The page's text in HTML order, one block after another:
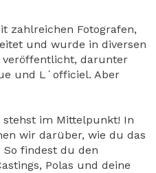
zahlreichen Fotografen,
und wurde in diversen
veröffentlicht, darunter
und L´officiel. Aber
stehst im Mittelpunkt! In
wir darüber, wie du das
So findest du den
Polas und deine